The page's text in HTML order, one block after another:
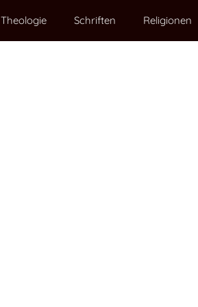
Theologie Schriften Religionen